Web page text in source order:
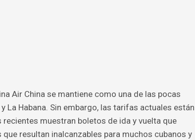
Air China se mantiene como una de las pocas
La Habana. Sin embargo, las tarifas actuales están
muestran boletos de ida y vuelta que
resultan inalcanzables para muchos cubanos y